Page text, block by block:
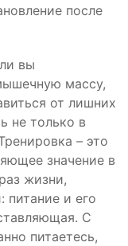
после
вы
массу,
от лишних
не только в
– это
значение в
жизни,
питание и его
С
питаетесь,